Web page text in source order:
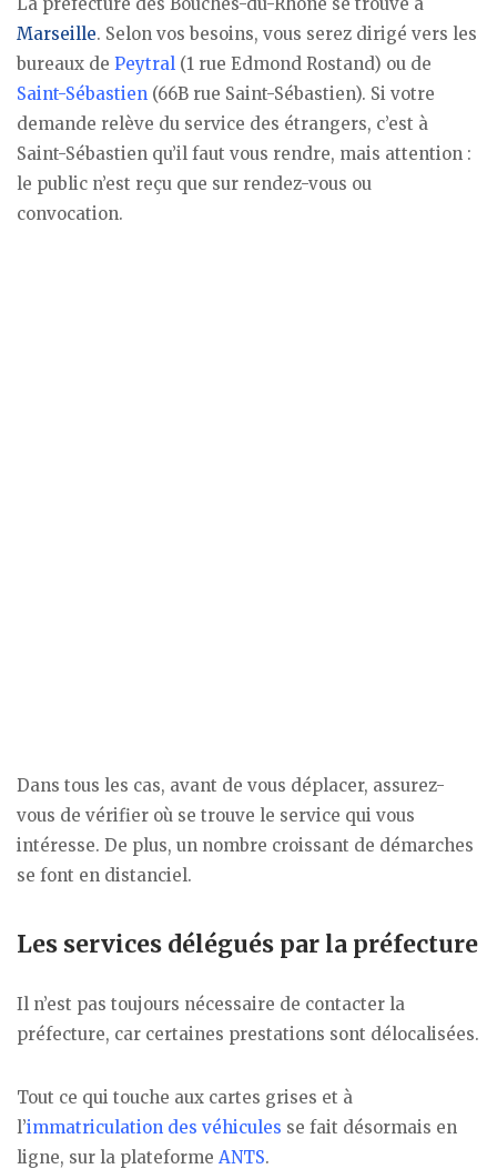
Marseille. Selon vos besoins, vous serez dirigé vers les
bureaux de Peytral (1 rue Edmond Rostand) ou de
Saint-Sébastien (66B rue Saint-Sébastien). Si votre
demande relève du service des étrangers, c’est à
Saint-Sébastien qu’il faut vous rendre, mais attention :
le public n’est reçu que sur rendez-vous ou
convocation.
Dans tous les cas, avant de vous déplacer, assurez-
vous de vérifier où se trouve le service qui vous
intéresse. De plus, un nombre croissant de démarches
se font en distanciel.
Les services délégués par la préfecture
Il n’est pas toujours nécessaire de contacter la
préfecture, car certaines prestations sont délocalisées.
Tout ce qui touche aux cartes grises et à
l’immatriculation des véhicules se fait désormais en
ligne, sur la plateforme ANTS.